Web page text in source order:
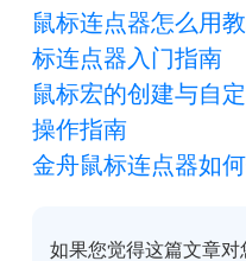
鼠标连点器怎么用
标连点器入门指南
鼠标宏的创建与自
操作指南
金舟鼠标连点器如
如果您觉得这篇文章